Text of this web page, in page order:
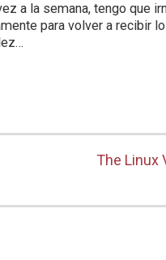
a la semana, tengo que
para volver a recibir
The Linux